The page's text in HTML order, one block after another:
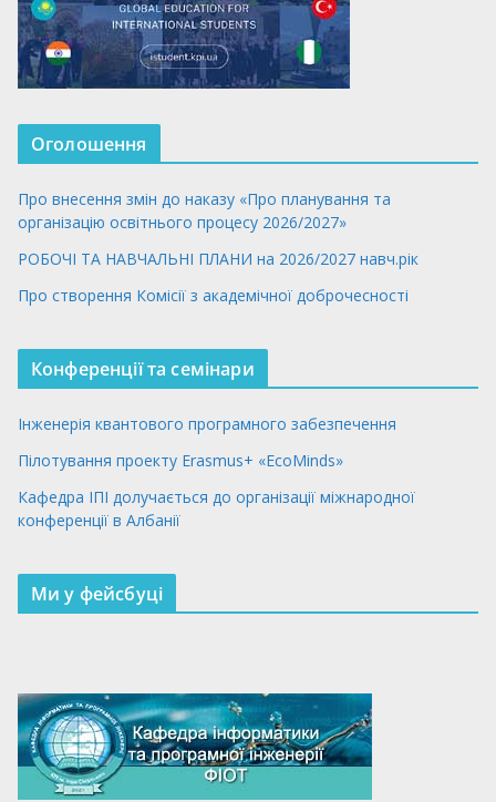
Оголошення
Про внесення змін до наказу «Про планування та
організацію освітнього процесу 2026/2027»
РОБОЧІ ТА НАВЧАЛЬНІ ПЛАНИ на 2026/2027 навч.рік
Про створення Комісії з академічної доброчесності
Конференції та семінари
Інженерія квантового програмного забезпечення
Пілотування проекту Erasmus+ «EcoMinds»
Кафедра ІПІ долучається до організації міжнародної
конференції в Албанії
Ми у фейсбуці